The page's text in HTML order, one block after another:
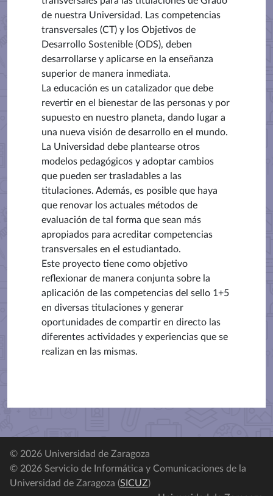
de nuestra Universidad. Las competencias
transversales (CT) y los Objetivos de
Desarrollo Sostenible (ODS), deben
desarrollarse y aplicarse en la enseñanza
superior de manera inmediata.
La educación es un catalizador que debe
revertir en el bienestar de las personas y por
supuesto en nuestro planeta, dando lugar a
una nueva visión de desarrollo en el mundo.
La Universidad debe plantearse otros
modelos pedagógicos y adoptar cambios
que pueden ser trasladables a las
titulaciones. Además, es posible que haya
que renovar los actuales métodos de
evaluación de tal forma que sean más
apropiados para acreditar competencias
transversales en el estudiantado.
Este proyecto tiene como objetivo
reflexionar de manera conjunta sobre la
aplicación de las competencias del sello 1+5
en diversas titulaciones y generar
oportunidades de compartir en directo las
diferentes actividades y experiencias que se
realizan en las mismas.
© 2026 Universidad de Zaragoza
© 2026 Servicio de Informática y Comunicaciones de la
Universidad de Zaragoza (SICUZ)